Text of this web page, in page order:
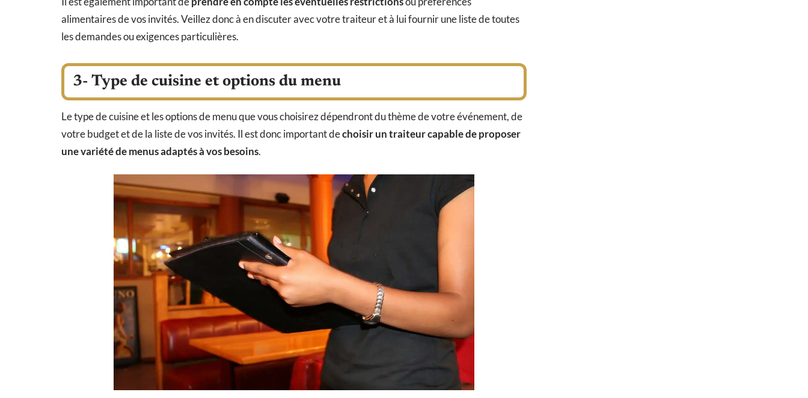
alimentaires de vos invités. Veillez donc à en discuter avec votre traiteur et à lui fournir une liste de toutes
les demandes ou exigences particulières.
3- Type de cuisine et options du menu
Le type de cuisine et les options de menu que vous choisirez dépendront du thème de votre événement, de
votre budget et de la liste de vos invités. Il est donc important dechoisir un traiteur capable de proposer
une variété de menus adaptés à vos besoins.